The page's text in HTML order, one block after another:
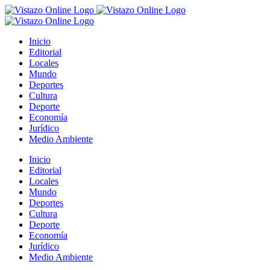
Saltar
al
Inicio
Editorial
Locales
Mundo
Deportes
Cultura
Deporte
Economía
Jurídico
Medio Ambiente
Inicio
Editorial
Locales
Mundo
Deportes
Cultura
Deporte
Economía
Jurídico
Medio Ambiente